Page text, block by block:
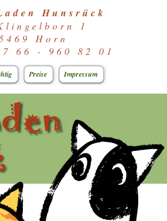
Hunsrück
1
Horn
66 - 960 82 01
Preise Impressum